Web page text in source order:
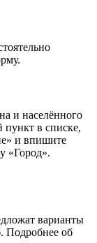
и населённого
в списке,
и впишите
«Город».
варианты
Подробнее об